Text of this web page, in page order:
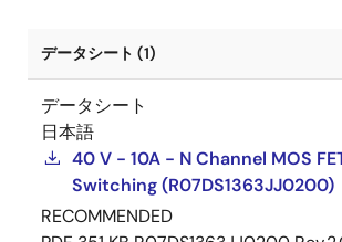
データシート (1)
データシート
日本語
40 V - 10A - N Channel MOS
Switching (R07DS1363JJ0200)
RECOMMENDED